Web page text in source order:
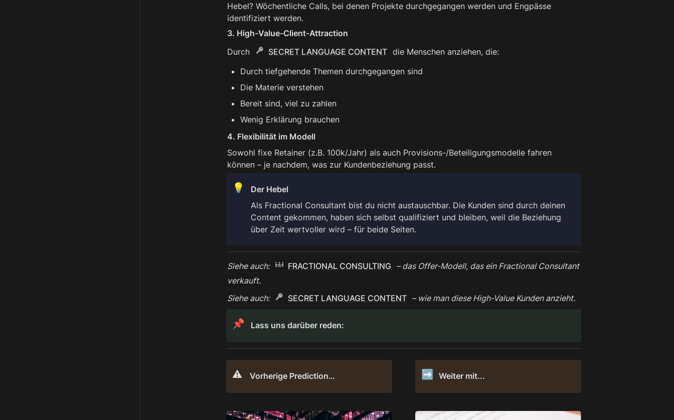
Hebel? Wöchentliche Calls, bei denen Projekte durchgegangen werden und Engpässe
identifiziert werden.
3. High-Value-Client-Attraction
Durch
SECRET LANGUAGE CONTENT die Menschen anziehen, die:
Durch tiefgehende Themen durchgegangen sind
Die Materie verstehen
Bereit sind, viel zu zahlen
Wenig Erklärung brauchen
4. Flexibilität im Modell
Sowohl fixe Retainer (z.B. 100k/Jahr) als auch Provisions-/Beteiligungsmodelle fahren
können – je nachdem, was zur Kundenbeziehung passt.
💡
Der Hebel
Als Fractional Consultant bist du nicht austauschbar. Die Kunden sind durch deinen
Content gekommen, haben sich selbst qualifiziert und bleiben, weil die Beziehung
über Zeit wertvoller wird – für beide Seiten.
Siehe auch: FRACTIONAL CONSULTING – das Offer-Modell, das ein Fractional Consultant
verkauft.
Siehe auch:
SECRET LANGUAGE CONTENT – wie man diese High-Value Kunden anzieht.
📌 Lass uns darüber reden:
⚠️ Vorherige Prediction…
BUSINESS DEVELOPER
➡️ Weiter mit...
SIGNATURE-CONTENT